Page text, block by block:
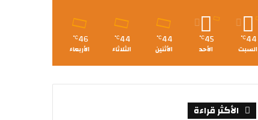
44
℃
السبت
45
℃
الأحد
44
℃
الأثنين
44
℃
الثلاثاء
46
℃
الأربعاء
الأكثر قراءة